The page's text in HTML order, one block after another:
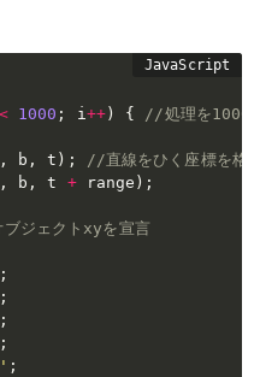
< 1000 ; i++) { //処理を1000
, b , t ) ;
//直線をひく座標を格
, b , t + range ) ;
ジェクトxyを宣言
;
;
;